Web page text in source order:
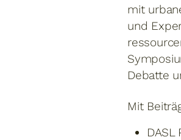
mit
und
Debatte
Mit
DASL